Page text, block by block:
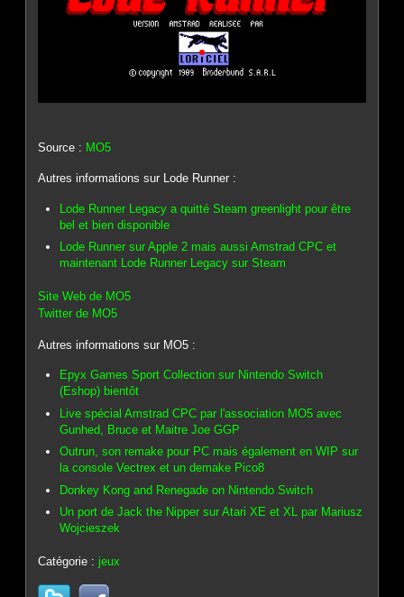
Source : MO5
Autres informations sur Lode Runner :
Lode Runner Legacy a quitté Steam greenlight pour être
bel et bien disponible
Lode Runner sur Apple 2 mais aussi Amstrad CPC et
maintenant Lode Runner Legacy sur Steam
Site Web de MO5
Twitter de MO5
Autres informations sur MO5 :
Epyx Games Sport Collection sur Nintendo Switch
(Eshop) bientôt
Live spécial Amstrad CPC par l'association MO5 avec
Gunhed, Bruce et Maitre Joe GGP
Outrun, son remake pour PC mais également en WIP sur
la console Vectrex et un demake Pico8
Donkey Kong and Renegade on Nintendo Switch
Un port de Jack the Nipper sur Atari XE et XL par Mariusz
Wojcieszek
Catégorie :jeux